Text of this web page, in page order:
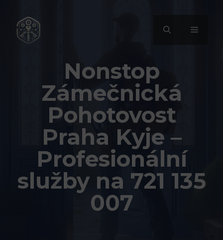
obsah
MENU
Nonstop
Zámečnická
Pohotovost
Praha Kyje –
Profesionální
služby na 721 135
007